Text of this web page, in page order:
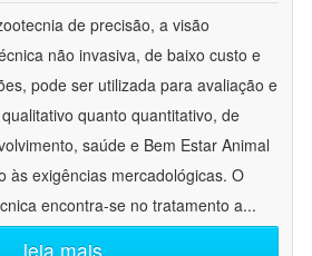
de precisão, a visão
não invasiva, de baixo custo e
pode ser utilizada para avaliação e
quanto quantitativo, de
saúde e Bem Estar Animal
às exigências mercadológicas. O
encontra-se no tratamento a...
leia mais